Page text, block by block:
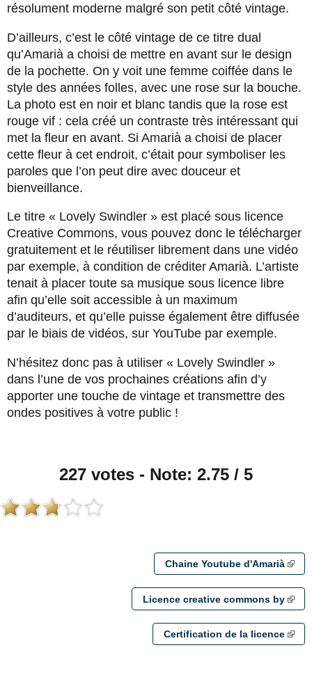
résolument moderne malgré son petit côté vintage.
D’ailleurs, c’est le côté vintage de ce titre dual
qu’Amarià a choisi de mettre en avant sur le design
de la pochette. On y voit une femme coiffée dans le
style des années folles, avec une rose sur la bouche.
La photo est en noir et blanc tandis que la rose est
rouge vif : cela créé un contraste très intéressant qui
met la fleur en avant. Si Amarià a choisi de placer
cette fleur à cet endroit, c’était pour symboliser les
paroles que l’on peut dire avec douceur et
bienveillance.
Le titre « Lovely Swindler » est placé sous licence
Creative Commons, vous pouvez donc le télécharger
gratuitement et le réutiliser librement dans une vidéo
par exemple, à condition de créditer Amarià. L’artiste
tenait à placer toute sa musique sous licence libre
afin qu’elle soit accessible à un maximum
d’auditeurs, et qu’elle puisse également être diffusée
par le biais de vidéos, sur YouTube par exemple.
N’hésitez donc pas à utiliser « Lovely Swindler »
dans l’une de vos prochaines créations afin d’y
apporter une touche de vintage et transmettre des
ondes positives à votre public !
227 votes - Note: 2.75 / 5
Chaine Youtube d'Amarià
Licence creative commons by
Certification de la licence